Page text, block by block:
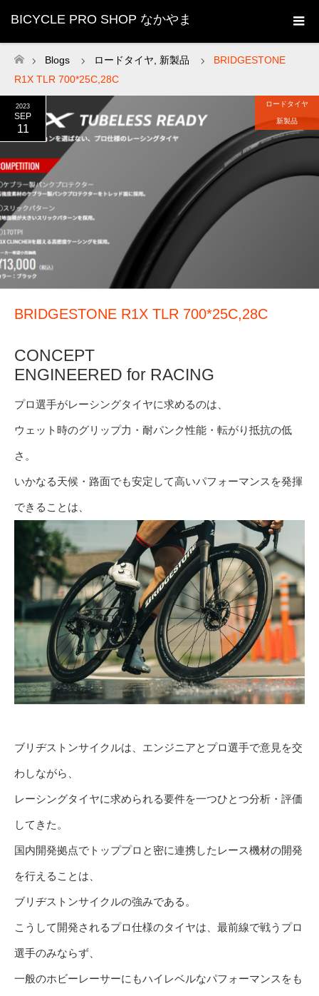
BICYCLE PRO SHOP なかやま
ホーム
Blogs ロードタイヤ 新製品
BRIDGESTONE
R1X TLR 700*25C,28C
2023
SEP
11
ロードタイヤ
新製品
BRIDGESTONE R1X TLR 700*25C,28C
CONCEPT
ENGINEERED for RACING
プロ選手がレーシングタイヤに求めるのは、
ウェット時のグリップ力・耐パンク性能・転がり抵抗の低
さ。
いかなる天候・路面でも安定して高いパフォーマンスを発揮
できることは、
ブリヂストンサイクルは、エンジニアとプロ選手で意見を交
わしながら、
レーシングタイヤに求められる要件を一つひとつ分析・評価
してきた。
国内開発拠点でトッププロと密に連携したレース機材の開発
を行えることは、
ブリヂストンサイクルの強みである。
こうして開発されるプロ仕様のタイヤは、最前線で戦うプロ
選手のみならず、
一般のホビーレーサーにもハイレベルなパフォーマンスをも